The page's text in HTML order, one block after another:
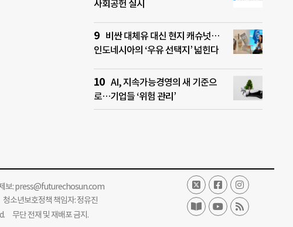
사회공헌 실시
비싼 대체유 대신 현지 캐슈넛…
인도네시아의 ‘우유 선택지’ 넓힌다
AI, 지속가능경영의 새 기준으
로…기업들 ‘위험 관리’
보:press@futurechosun.com
소년보호정책 책임자: 정유진
무단 전재 및 재배포 금지.